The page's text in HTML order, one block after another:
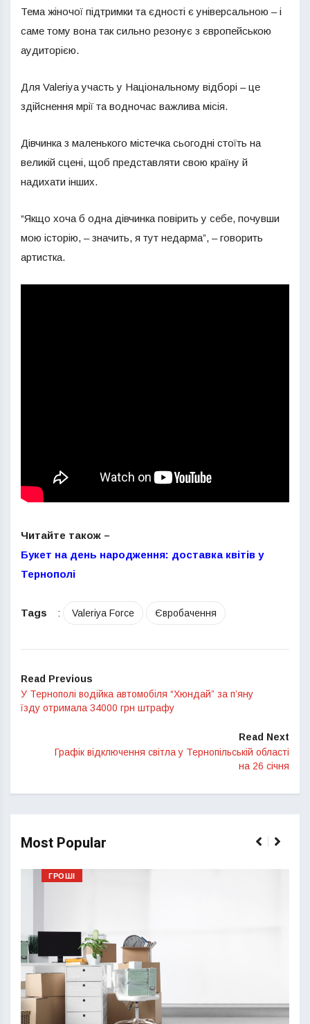
Тема жіночої підтримки та єдності є універсальною – і
саме тому вона так сильно резонує з європейською
аудиторією.
Для Valeriya участь у Національному відборі – це
здійснення мрії та водночас важлива місія.
Дівчинка з маленького містечка сьогодні стоїть на
великій сцені, щоб представляти свою країну й
надихати інших.
“Якщо хоча б одна дівчинка повірить у себе, почувши
мою історію, – значить, я тут недарма”, – говорить
артистка.
Читайте також –
Букет на день народження: доставка квітів у
Тернополі
Tags : Valeriya Force Євробачення
Read Previous
У Тернополі водійка автомобіля “Хюндай” за п’яну
їзду отримала 34000 грн штрафу
Read Next
Графік відключення світла у Тернопільській області
на 26 січня
Most Popular
ГРОШІ